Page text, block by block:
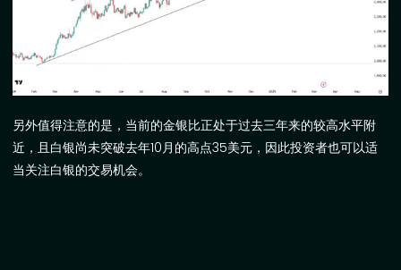
另外值得注意的是，当前的金银比正处于过去三年来的较高水平附
近，且白银尚未突破去年10月的高点35美元，因此投资者也可以适
当关注白银的交易机会。